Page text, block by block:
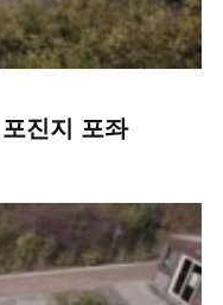
진지 포좌